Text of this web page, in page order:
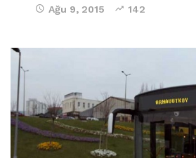
Ağu 9, 2015 142